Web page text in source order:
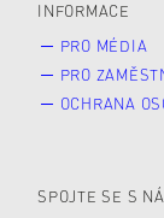
INFORMACE
PRO MÉDIA
PRO
OCHRANA
SPOJTE SE S